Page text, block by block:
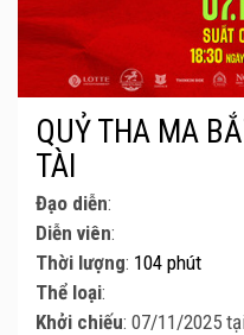
QUỶ THA MA
TÀI
Đạo diễn:
Diễn viên:
Thời lượng: 104 phút
Thể loại:
Khởi chiếu: 07/11/2025